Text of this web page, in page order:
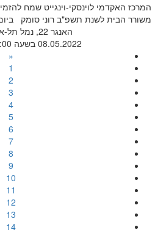
המרכז האקדמי לוינסקי-וינגייט שמח
האנגר 22, נמל תל-אביב יפו
08.05.2022 בשעה 23:00-20:00
«
1
2
3
4
5
6
7
8
9
10
11
12
13
14